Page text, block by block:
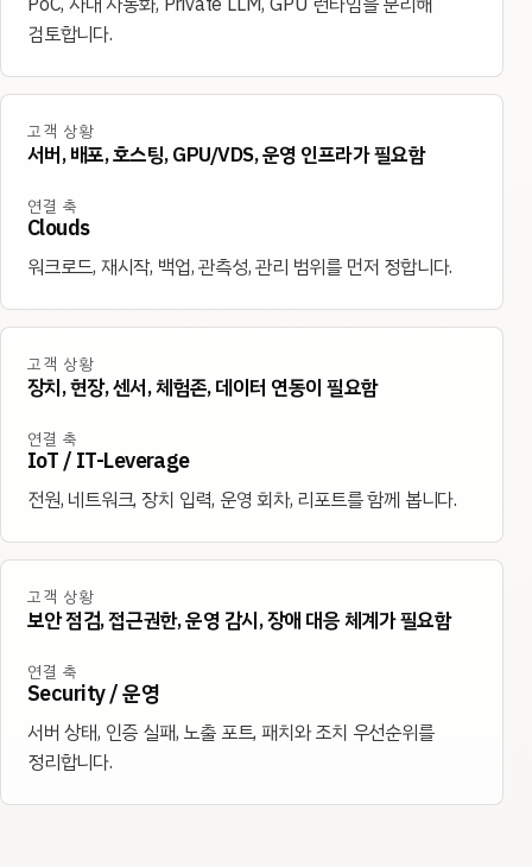
검토합니다.
고객 상황
서버, 배포, 호스팅, GPU/VDS, 운영 인프라가 필요함
연결 축
Clouds
워크로드, 재시작, 백업, 관측성, 관리 범위를 먼저 정합니다.
고객 상황
장치, 현장, 센서, 체험존, 데이터 연동이 필요함
연결 축
IoT / IT-Leverage
전원, 네트워크, 장치 입력, 운영 회차, 리포트를 함께 봅니다.
고객 상황
보안 점검, 접근권한, 운영 감시, 장애 대응 체계가 필요함
연결 축
Security / 운영
서버 상태, 인증 실패, 노출 포트, 패치와 조치 우선순위를
정리합니다.